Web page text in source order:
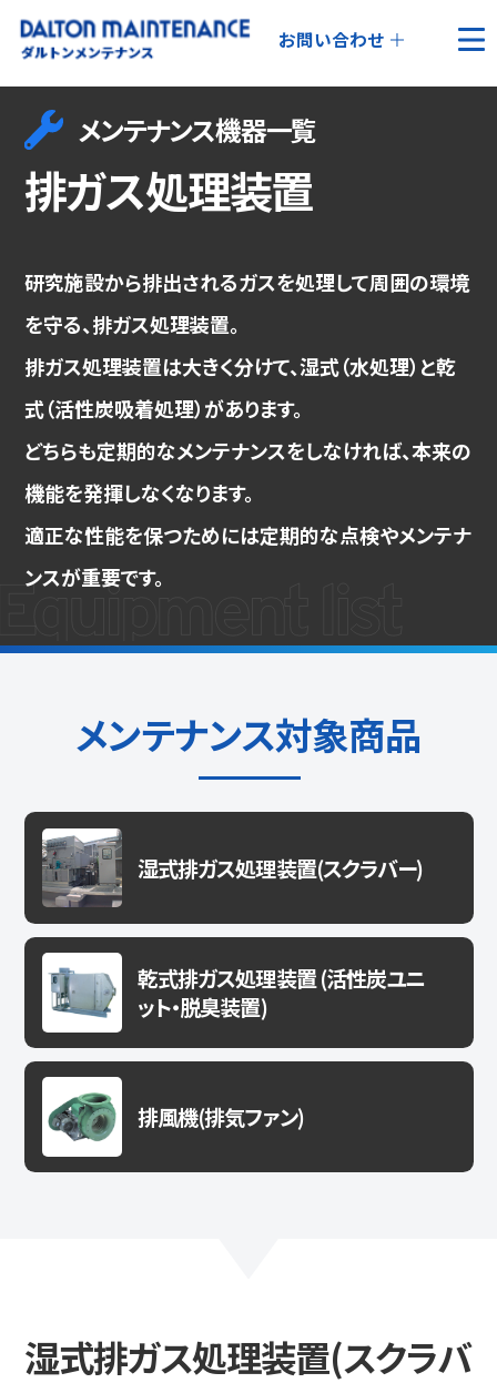
お問い合わせ
メンテナンス機器一覧
排ガス処理装置
研究施設から排出されるガスを処理して周囲の環境
を守る、排ガス処理装置。
排ガス処理装置は大きく分けて、湿式（水処理）と乾
式（活性炭吸着処理）があります。
どちらも定期的なメンテナンスをしなければ、本来の
機能を発揮しなくなります。
適正な性能を保つためには定期的な点検やメンテナ
ンスが重要です。
メンテナンス対象商品
湿式排ガス処理装置(スクラバー)
乾式排ガス処理装置 (活性炭ユニ
ット・脱臭装置)
排風機(排気ファン)
湿式排ガス処理装置(スクラバ